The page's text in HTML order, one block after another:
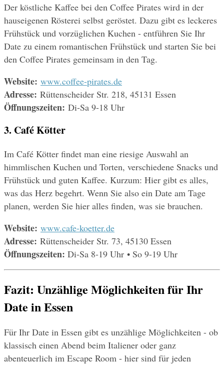
Der köstliche Kaffee bei den Coffee Pirates wird in der
hauseigenen Rösterei selbst geröstet. Dazu gibt es leckeres
Frühstück und vorzüglichen Kuchen - entführen Sie Ihr
Date zu einem romantischen Frühstück und starten Sie bei
den Coffee Pirates gemeinsam in den Tag.
Website: www.coffee-pirates.de
Adresse: Rüttenscheider Str. 218, 45131 Essen
Öffnungszeiten: Di-Sa 9-18 Uhr
3. Café Kötter
Im Café Kötter findet man eine riesige Auswahl an
himmlischen Kuchen und Torten, verschiedene Snacks und
Frühstück und guten Kaffee. Kurzum: Hier gibt es alles,
was das Herz begehrt. Wenn Sie also ein Date am Tage
planen, werden Sie hier alles finden, was sie brauchen.
Website: www.cafe-koetter.de
Adresse: Rüttenscheider Str. 73, 45130 Essen
Öffnungszeiten: Di-Sa 8-19 Uhr • So 9-19 Uhr
Fazit: Unzählige Möglichkeiten für Ihr
Date in Essen
Für Ihr Date in Essen gibt es unzählige Möglichkeiten - ob
klassisch einen Abend beim Italiener oder ganz
abenteuerlich im Escape Room - hier sind für jeden